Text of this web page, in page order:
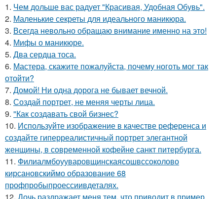
1. Чем дольше вас радует "Красивая, Удобная Обувь".
2. Маленькие секреты для идеального маникюра.
3. Всегда невольно обращаю внимание именно на это!
4. Мифы о маникюре.
5. Два сердца тоса.
6. Мастера, скажите пожалуйста, почему ноготь мог так
отойти?
7. Домой! Ни одна дорога не бывает вечной.
8. Создай портрет, не меняя черты лица.
9. "Как создавать свой бизнес?
10. Используйте изображение в качестве референса и
создайте гиперреалистичный портрет элегантной
женщины, в современной кофейне санкт питербурга.
11. Филиалмбоууваровщинскаясошвссоколово
кирсановскиймо образование 68
профпробыпроессиивдеталях.
12. Дочь раздражает меня тем, что приводит в пример